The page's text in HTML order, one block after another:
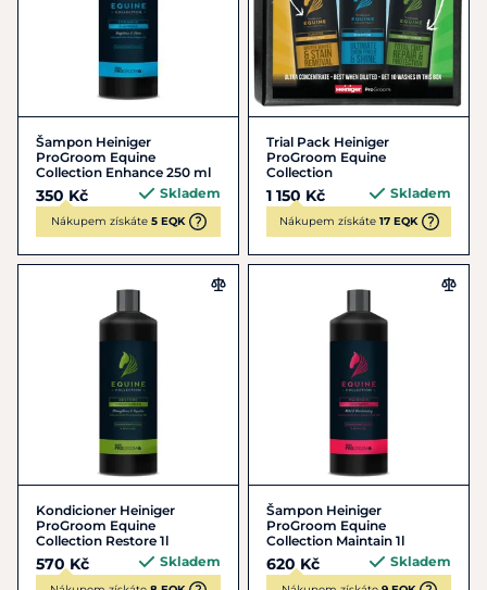
Šampon Heiniger
ProGroom Equine
Collection Enhance 250 ml
350 Kč Skladem
Nákupem získáte 5 EQK
Trial Pack Heiniger
ProGroom Equine
Collection
1 150 Kč Skladem
Nákupem získáte 17 EQK
Kondicioner Heiniger
ProGroom Equine
Collection Restore 1l
570 Kč Skladem
Šampon Heiniger
ProGroom Equine
Collection Maintain 1l
620 Kč Skladem